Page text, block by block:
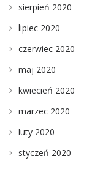
sierpień 2020
lipiec 2020
czerwiec 2020
maj 2020
kwiecień 2020
marzec 2020
luty 2020
styczeń 2020